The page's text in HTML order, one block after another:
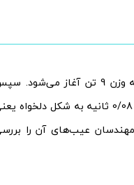
کار بر روی گلگیر تسلا مدل اس از ورق آلومینیومی برش‌خورده‌‌ از ورقه‌ای به وزن 9 تن آغاز
روبات، برش لیزری این ورقه را قبل از پرس و با استفاده از وزنۀ 1000 تنی، در 0/08 ثانیه به شکل
عیب‌های آن را